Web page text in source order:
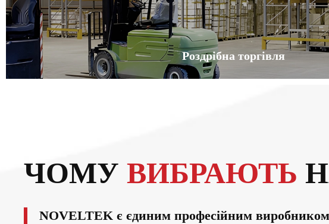
Роздрібна торгівля
ЧОМУ ВИБРАЮТЬ
NOVELTEK є єдиним професійним виробником